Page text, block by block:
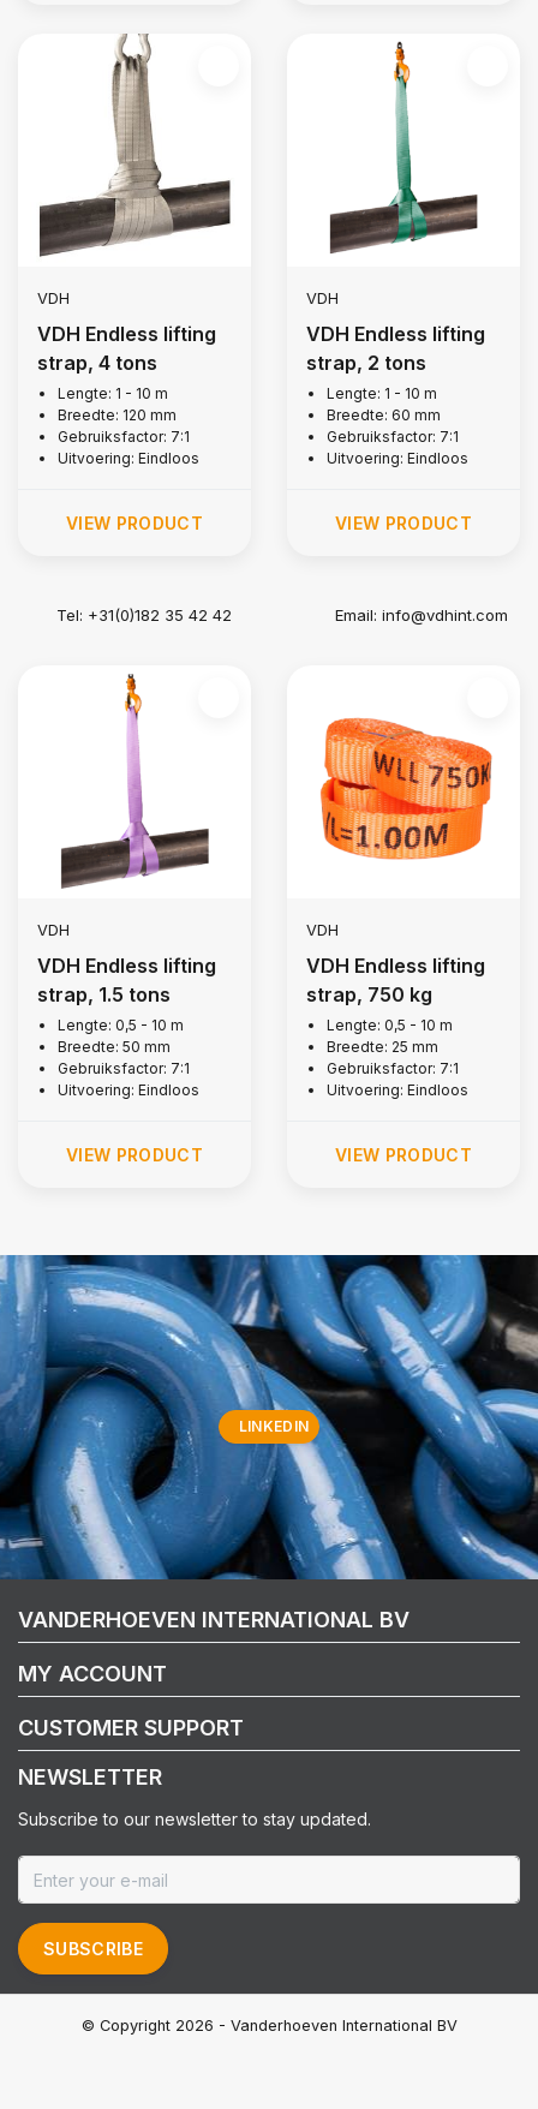
VDH
VDH Endless lifting
strap, 4 tons
Lengte: 1 - 10 m
Breedte: 120 mm
Gebruiksfactor: 7:1
Uitvoering: Eindloos
VIEW PRODUCT
VDH
VDH Endless lifting
strap, 2 tons
Lengte: 1 - 10 m
Breedte: 60 mm
Gebruiksfactor: 7:1
Uitvoering: Eindloos
VIEW PRODUCT
Tel: +31(0)182 35 42 42 Email:info@vdhint.com
VDH
VDH Endless lifting
strap, 1.5 tons
Lengte: 0,5 - 10 m
Breedte: 50 mm
Gebruiksfactor: 7:1
Uitvoering: Eindloos
VIEW PRODUCT
VDH
VDH Endless lifting
strap, 750 kg
Lengte: 0,5 - 10 m
Breedte: 25 mm
Gebruiksfactor: 7:1
Uitvoering: Eindloos
VIEW PRODUCT
LINKEDIN
VANDERHOEVEN INTERNATIONAL BV
MY ACCOUNT
CUSTOMER SUPPORT
NEWSLETTER
Subscribe to our newsletter to stay updated.
SUBSCRIBE
© Copyright 2026 - Vanderhoeven International BV